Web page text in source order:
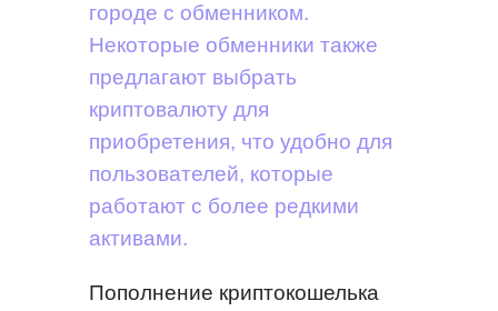
городе с обменником.
Некоторые обменники также
предлагают выбрать
криптовалюту для
приобретения, что удобно для
пользователей, которые
работают с более редкими
активами.
Пополнение криптокошелька